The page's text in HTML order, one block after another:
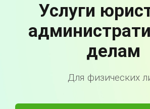
Услуги
делам
Для физических